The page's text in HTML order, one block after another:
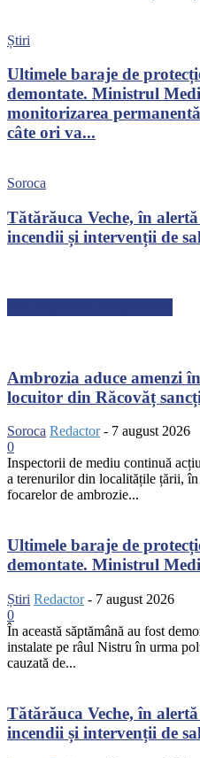
Știri
Ultimele baraje de
demontate. Ministrul
monitorizarea
câte ori va...
Soroca
Tătărăuca Veche, în
incendii și intervenții de
Ambrozia aduce amenzi
locuitor din Răcovăț
Soroca Redactor - 7 august 2026
0
Inspectorii de mediu continuă
a terenurilor din localitățile țării,
focarelor de ambrozie...
Ultimele baraje de
demontate. Ministrul
Știri Redactor - 7 august 2026
0
În această săptămână au fost
instalate pe râul Nistru în urma
cauzată de...
Tătărăuca Veche, în
incendii și intervenții de